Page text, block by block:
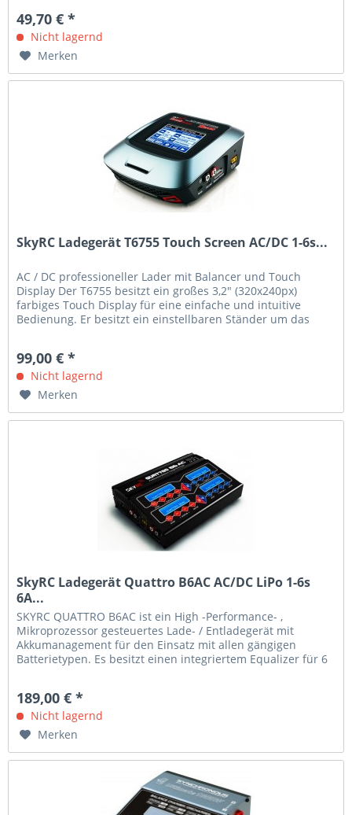
49,70 € *
Nicht lagernd
Merken
SkyRC Ladegerät T6755 Touch Screen AC/DC 1-6s...
AC / DC professioneller Lader mit Balancer und Touch
Display Der T6755 besitzt ein großes 3,2" (320x240px)
farbiges Touch Display für eine einfache und intuitive
Bedienung. Er besitzt ein einstellbaren Ständer um das
99,00 € *
Nicht lagernd
Merken
SkyRC Ladegerät Quattro B6AC AC/DC LiPo 1-6s
6A...
SKYRC QUATTRO B6AC ist ein High -Performance- ,
Mikroprozessor gesteuertes Lade- / Entladegerät mit
Akkumanagement für den Einsatz mit allen gängigen
Batterietypen. Es besitzt einen integriertem Equalizer für 6
189,00 € *
Nicht lagernd
Merken